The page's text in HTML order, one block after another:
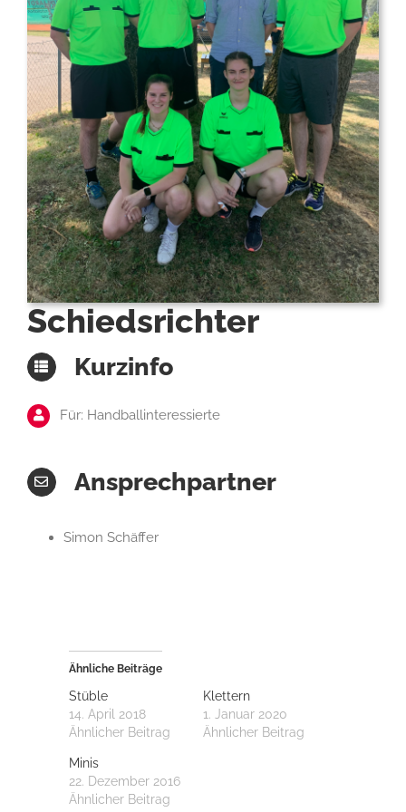
Schiedsrichter
Kurzinfo
Für: Handballinteressierte
Ansprechpartner
Simon Schäffer
Ähnliche Beiträge
Stüble
14. April 2018
Ähnlicher Beitrag
Klettern
1. Januar 2020
Ähnlicher Beitrag
Minis
22. Dezember 2016
Ähnlicher Beitrag